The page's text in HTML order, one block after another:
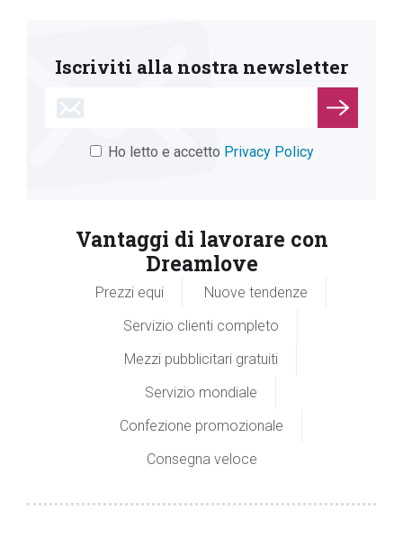
Iscriviti alla nostra newsletter
Ho letto e accetto Privacy Policy
Vantaggi di lavorare con
Dreamlove
Prezzi equi
Nuove tendenze
Servizio clienti completo
Mezzi pubblicitari gratuiti
Servizio mondiale
Confezione promozionale
Consegna veloce